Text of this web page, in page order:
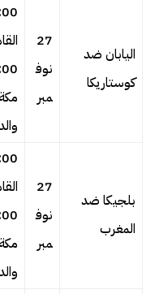
اليابان ضد
كوستاريكا
27
نوف
مبر
بلجيكا ضد
المغرب
27
نوف
مبر